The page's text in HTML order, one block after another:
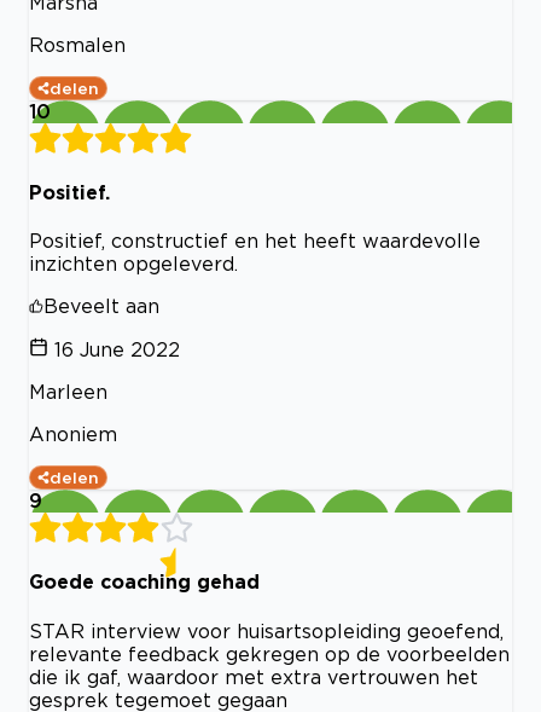
Rosmalen
delen
10
Positief.
Positief, constructief en het heeft waardevolle
inzichten opgeleverd.
Beveelt aan
16 June 2022
Marleen
Anoniem
delen
9
Goede coaching gehad
STAR interview voor huisartsopleiding geoefend,
relevante feedback gekregen op de voorbeelden
die ik gaf, waardoor met extra vertrouwen het
gesprek tegemoet gegaan